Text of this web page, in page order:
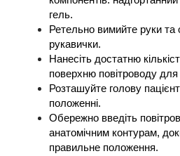
гель.
Ретельно вимийте руки та
рукавички.
Нанесіть достатню
поверхню повітроводу
Розташуйте голову
положенні.
Обережно введіть
анатомічним контурам,
правильне положення.